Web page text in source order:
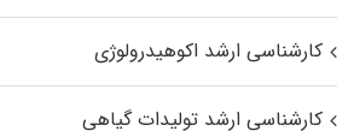
کارشناسی ارشد اکوهیدرولوژی
کارشناسی ارشد تولیدات گیاهی